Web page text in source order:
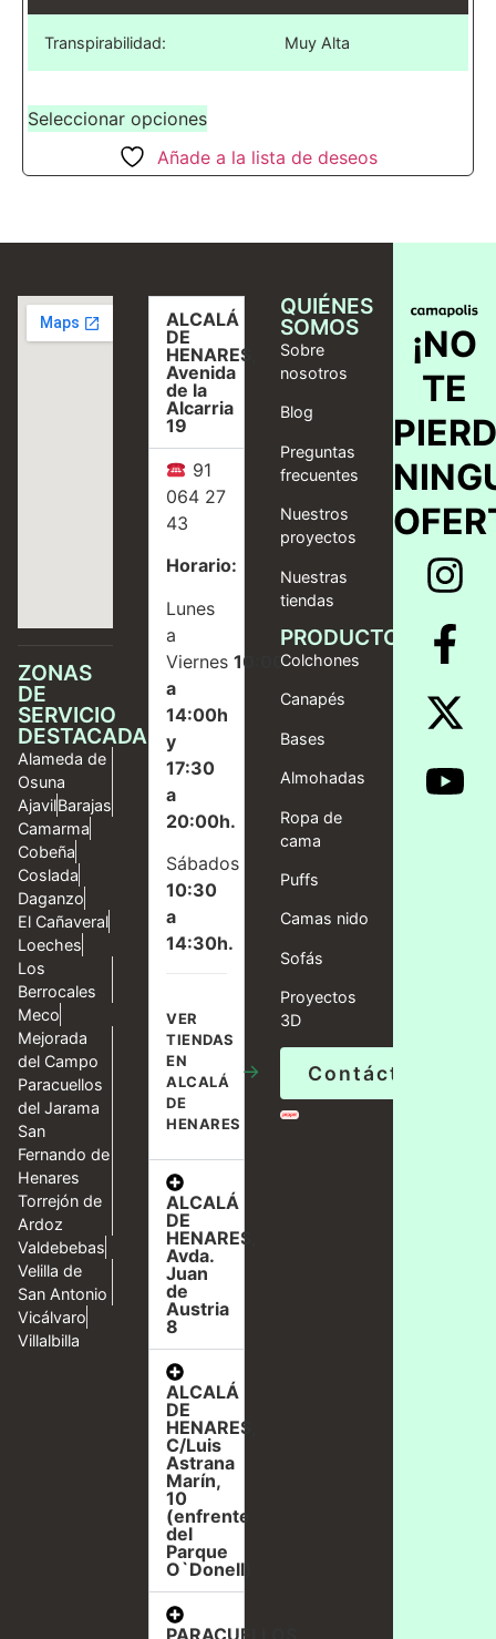
Transpirabilidad: Muy Alta
Seleccionar opciones
Añade a la lista de deseos
ZONAS
DE
SERVICIO
DESTACADAS
Alameda de
Osuna
AjavilBarajas
Camarma
Cobeña
Coslada
Daganzo
El Cañaveral
Loeches
Los
Berrocales
Meco
Mejorada
del Campo
Paracuellos
del Jarama
San
Fernando de
Henares
Torrejón de
Ardoz
Valdebebas
Velilla de
San Antonio
Vicálvaro
Villalbilla
ALCALÁ
DE
HENARES,
Avenida
de la
Alcarria
19
91
064 27
43
Horario:
Lunes
a
Viernes10:00
a
14:00h
y
17:30
a
20:00h.
Sábados
10:30
a
14:30h.
VER
TIENDAS
EN
ALCALÁ
DE
HENARES
→
ALCALÁ
DE
HENARES,
Avda.
Juan
de
Austria
8
ALCALÁ
DE
HENARES,
C/Luis
Astrana
Marín,
10
(enfrente
del
Parque
O`Donell)
PARACUELLOS
QUIÉNES
SOMOS
Sobre
nosotros
Blog
Preguntas
frecuentes
Nuestros
proyectos
Nuestras
tiendas
PRODUCTOS
Colchones
Canapés
Bases
Almohadas
Ropa de
cama
Puffs
Camas nido
Sofás
Proyectos
3D
Contáctanos
¡NO
TE